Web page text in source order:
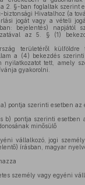
2. §-ban foglaltak szerint
Hivatalhoz (a
jogát vagy a vételi
bejelentés) napjától
az 5. § (1)
területéről külföldre
a (4) bekezdés
nyilatkozatot tett, amely
gyakorolni.
pontja szerinti esetben az
b) pontja szerinti esetben
minősülő
vállalkozó, jogi
írásban, magyar
személy vagy egyéni